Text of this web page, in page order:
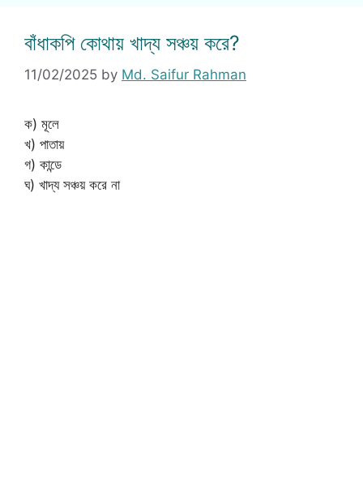
বাঁধাকপি কোথায় খাদ্য সঞ্চয় করে?
11/02/2025 by Md. Saifur Rahman
ক) মূলে
খ) পাতায়
গ) কান্ডে
ঘ) খাদ্য সঞ্চয় করে না